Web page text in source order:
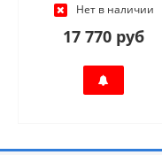
Нет в наличии
17 770 руб